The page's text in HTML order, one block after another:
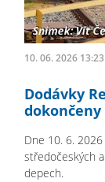
10. 06. 2026 13:23
Dodávky
dokončeny
Dne 10. 6.
středočeských
depech.